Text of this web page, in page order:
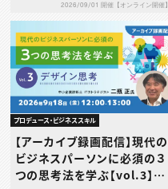
当に大丈夫？～2026/09/01 開催【オンライン開催】
プロデュース・ビジネススキル
【アーカイブ録画配信】現代の
ビジネスパーソンに必須の３
つの思考法を学ぶ【vol.3】デ